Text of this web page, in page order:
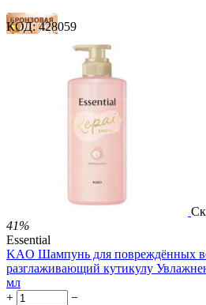
81 балл
135 баллов
1 578.00 Р
за 1.00 мл
КОД: 428059
41%
Essential
KAO Шампунь для повреждённых
разглаживающий кутикулу
мл
+
−